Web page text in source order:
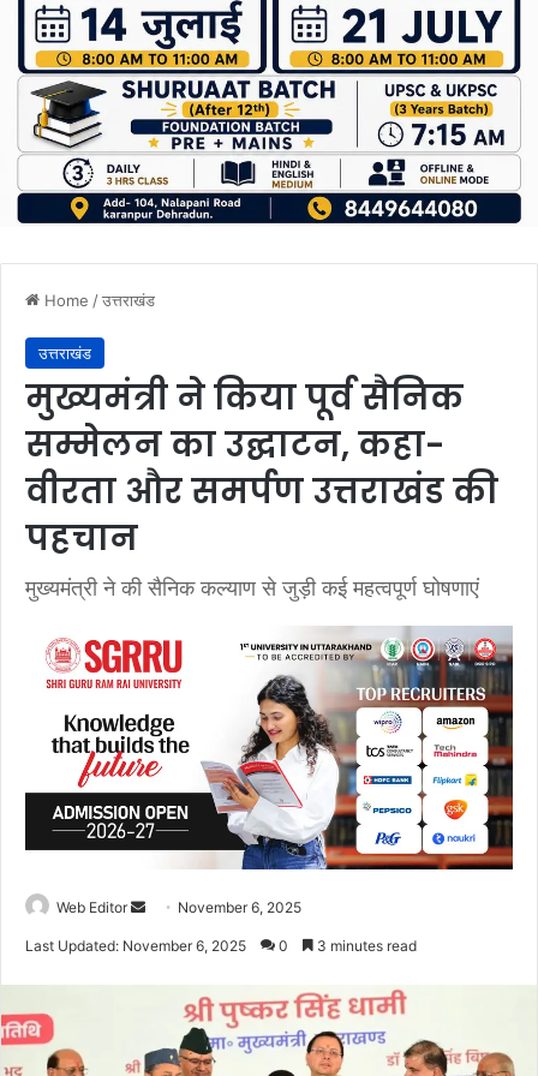
Home /उत्तराखंड
उत्तराखंड
मुख्यमंत्री ने किया पूर्व सैनिक
सम्मेलन का उद्घाटन, कहा-
वीरता और समर्पण उत्तराखंड की
पहचान
मुख्यमंत्री ने की सैनिक कल्याण से जुड़ी कई महत्वपूर्ण घोषणाएं
Web Editor
n
November 6, 2025
Last Updated: November 6, 2025 0 3 minutes read